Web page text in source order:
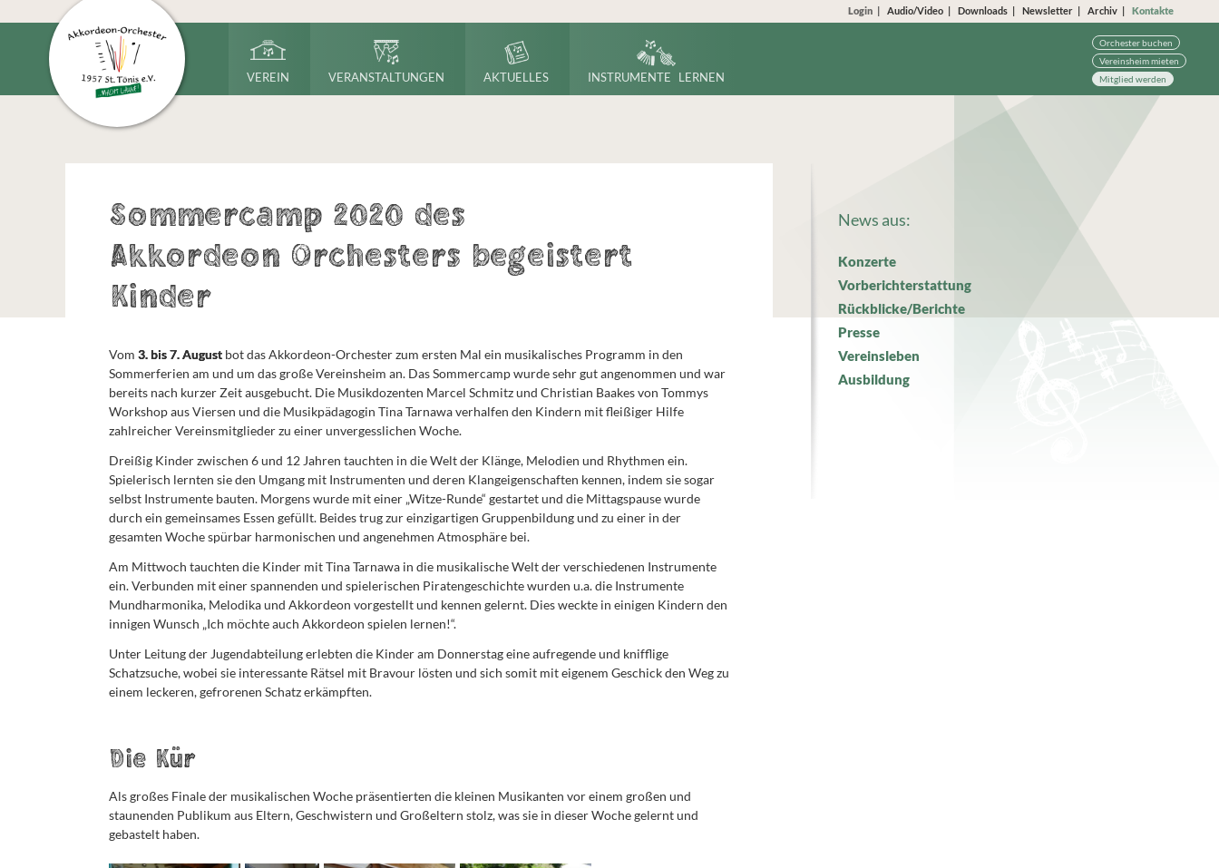
Login Audio/Video Downloads Newsletter Archiv Kontakte
VEREIN VERANSTALTUNGEN AKTUELLES INSTRUMENTE LERNEN
Orchester buchen
Vereinsheim mieten
Mitglied werden
News aus:
Konzerte
Vorberichterstattung
Rückblicke/Berichte
Presse
Vereinsleben
Ausbildung
Sommercamp 2020 des
Akkordeon Orchesters begeistert
Kinder
Vom 3. bis 7. August bot das Akkordeon-Orchester zum ersten Mal ein musikalisches Programm in den
Sommerferien am und um das große Vereinsheim an. Das Sommercamp wurde sehr gut angenommen und war
bereits nach kurzer Zeit ausgebucht. Die Musikdozenten Marcel Schmitz und Christian Baakes von Tommys
Workshop aus Viersen und die Musikpädagogin Tina Tarnawa verhalfen den Kindern mit fleißiger Hilfe
zahlreicher Vereinsmitglieder zu einer unvergesslichen Woche.
Dreißig Kinder zwischen 6 und 12 Jahren tauchten in die Welt der Klänge, Melodien und Rhythmen ein.
Spielerisch lernten sie den Umgang mit Instrumenten und deren Klangeigenschaften kennen, indem sie sogar
selbst Instrumente bauten. Morgens wurde mit einer „Witze-Runde“ gestartet und die Mittagspause wurde
durch ein gemeinsames Essen gefüllt. Beides trug zur einzigartigen Gruppenbildung und zu einer in der
gesamten Woche spürbar harmonischen und angenehmen Atmosphäre bei.
Am Mittwoch tauchten die Kinder mit Tina Tarnawa in die musikalische Welt der verschiedenen Instrumente
ein. Verbunden mit einer spannenden und spielerischen Piratengeschichte wurden u.a. die Instrumente
Mundharmonika, Melodika und Akkordeon vorgestellt und kennen gelernt. Dies weckte in einigen Kindern den
innigen Wunsch „Ich möchte auch Akkordeon spielen lernen!“.
Unter Leitung der Jugendabteilung erlebten die Kinder am Donnerstag eine aufregende und knifflige
Schatzsuche, wobei sie interessante Rätsel mit Bravour lösten und sich somit mit eigenem Geschick den Weg zu
einem leckeren, gefrorenen Schatz erkämpften.
Die Kür
Als großes Finale der musikalischen Woche präsentierten die kleinen Musikanten vor einem großen und
staunenden Publikum aus Eltern, Geschwistern und Großeltern stolz, was sie in dieser Woche gelernt und
gebastelt haben.